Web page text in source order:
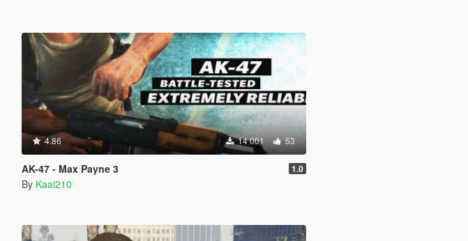
4.86 14 001 53
AK-47 - Max Payne 3 1.0
By Kaai210